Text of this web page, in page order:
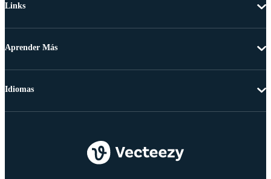
Links
Aprender Más
Idiomas